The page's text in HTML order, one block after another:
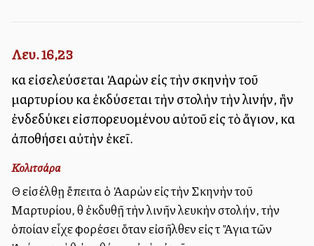
Λευ. 16,23
καὶ εἰσελεύσεται Ἀαρὼν εἰς τὴν σκηνὴν τοῦ
μαρτυρίου καὶ ἐκδύσεται τὴν στολὴν τὴν λινήν, ἣν
ἐνδεδύκει εἰσπορευομένου αὐτοῦ εἰς τὸ ἅγιον, καὶ
ἀποθήσει αὐτὴν ἐκεῖ.
Κολιτσάρα
Θὰ εἰσέλθῃ ἔπειτα ὁ Ἀαρὼν εἰς τὴν Σκηνὴν τοῦ
Μαρτυρίου, θὰ ἐκδυθῇ τὴν λινῆν λευκὴν στολήν, τὴν
ὁποίαν εἶχε φορέσει ὅταν εἰσῆλθεν εἰς τὰ Ἅγια τῶν